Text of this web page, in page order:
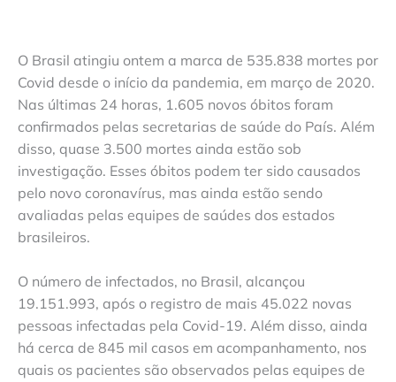
O Brasil atingiu ontem a marca de 535.838 mortes por
Covid desde o início da pandemia, em março de 2020.
Nas últimas 24 horas, 1.605 novos óbitos foram
confirmados pelas secretarias de saúde do País. Além
disso, quase 3.500 mortes ainda estão sob
investigação. Esses óbitos podem ter sido causados
pelo novo coronavírus, mas ainda estão sendo
avaliadas pelas equipes de saúdes dos estados
brasileiros.
O número de infectados, no Brasil, alcançou
19.151.993, após o registro de mais 45.022 novas
pessoas infectadas pela Covid-19. Além disso, ainda
há cerca de 845 mil casos em acompanhamento, nos
quais os pacientes são observados pelas equipes de